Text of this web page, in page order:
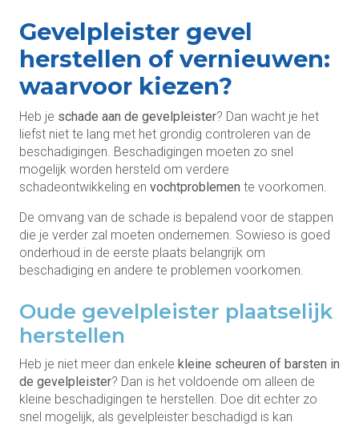
Gevelpleister gevel
herstellen of vernieuwen:
waarvoor kiezen?
Heb je schade aan de gevelpleister? Dan wacht je het
liefst niet te lang met het grondig controleren van de
beschadigingen. Beschadigingen moeten zo snel
mogelijk worden hersteld om verdere
schadeontwikkeling en vochtproblemen te voorkomen.
De omvang van de schade is bepalend voor de stappen
die je verder zal moeten ondernemen. Sowieso is goed
onderhoud in de eerste plaats belangrijk om
beschadiging en andere te problemen voorkomen.
Oude gevelpleister plaatselijk
herstellen
Heb je niet meer dan enkele kleine scheuren of barsten in
de gevelpleister? Dan is het voldoende om alleen de
kleine beschadigingen te herstellen. Doe dit echter zo
snel mogelijk, als gevelpleister beschadigd is kan